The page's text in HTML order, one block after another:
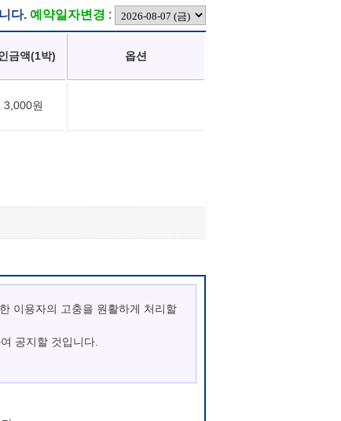
다. 예약일자변경 :
금액(1박) 옵션
3,000원
이용자의 고충을 원활하게 처리할
공지할 것입니다.